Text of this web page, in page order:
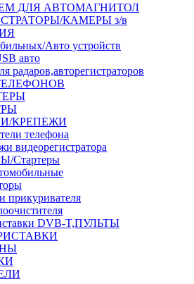
ДЛЯ АВТОМАГНИТОЛ
КАМЕРЫ з/в
Авто устройств
авто
радаров,авторегистраторов
КРЕПЕЖИ
телефона
видеорегистратора
Стартеры
прикуривателя
DVB-T,ПУЛЬТЫ